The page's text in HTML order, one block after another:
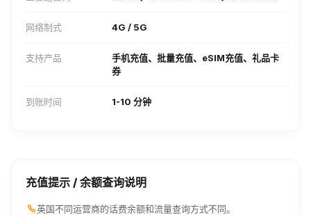
网络制式 4G / 5G
支持产品
手机充值、批量充值、eSIM充值、礼品卡
券
到账时间 1-10 分钟
充值提示 / 余额查询说明
英国不同运营商的话费余额和流量查询方式不同。